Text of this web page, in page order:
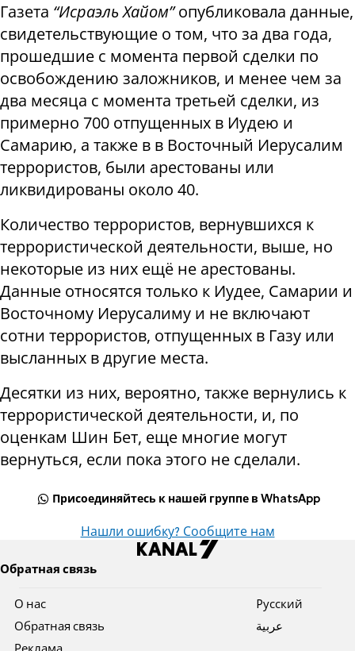
Газета “Исраэль Хайом”опубликовала данные,
свидетельствующие о том, что за два года,
прошедшие с момента первой сделки по
освобождению заложников, и менее чем за
два месяца с момента третьей сделки, из
примерно 700 отпущенных в Иудею и
Самарию, а также в в Восточный Иерусалим
террористов, были арестованы или
ликвидированы около 40.
Количество террористов, вернувшихся к
террористической деятельности, выше, но
некоторые из них ещё не арестованы.
Данные относятся только к Иудее, Самарии и
Восточному Иерусалиму и не включают
сотни террористов, отпущенных в Газу или
высланных в другие места.
Десятки из них, вероятно, также вернулись к
террористической деятельности, и, по
оценкам Шин Бет, еще многие могут
вернуться, если пока этого не сделали.
Присоединяйтесь к нашей группе в WhatsApp
Нашли ошибку? Сообщите нам
Обратная связь
О нас
Обратная связь
Pусский
عربية